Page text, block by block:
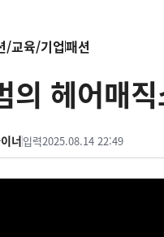
/교육/기업패션
의 헤어매
너입력2025.08.14 22:49